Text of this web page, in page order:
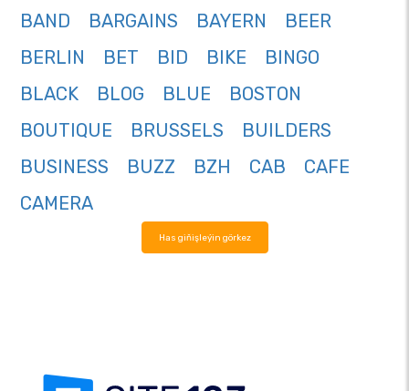
BAND
BARGAINS BAYERN
BEER
BERLIN
BET BID BIKE
BINGO
BLACK
BLOG BLUE
BOSTON
BOUTIQUE
BRUSSELS
BUILDERS
BUSINESS
BUZZ BZH CAB
CAFE
CAMERA
Has giňişleýin görkez